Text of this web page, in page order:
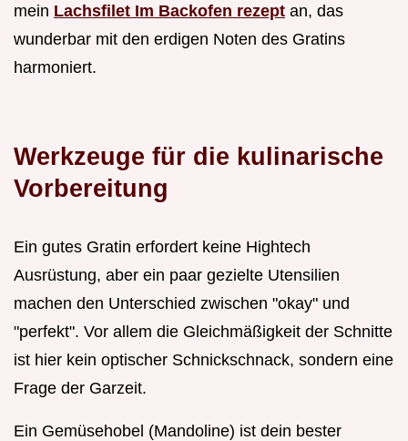
mein Lachsfilet Im Backofen rezept an, das
wunderbar mit den erdigen Noten des Gratins
harmoniert.
Werkzeuge für die kulinarische
Vorbereitung
Ein gutes Gratin erfordert keine Hightech
Ausrüstung, aber ein paar gezielte Utensilien
machen den Unterschied zwischen "okay" und
"perfekt". Vor allem die Gleichmäßigkeit der Schnitte
ist hier kein optischer Schnickschnack, sondern eine
Frage der Garzeit.
Ein Gemüsehobel (Mandoline) ist dein bester